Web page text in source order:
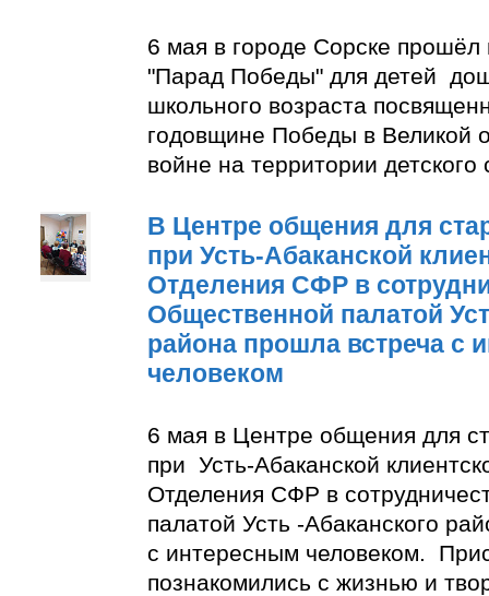
6 мая в городе Сорске
"Парад Победы" для детей
школьного возраста
годовщине Победы в Великой
войне на территории
В Центре общения для
при Усть-Абаканской
Отделения СФР в
Общественной палатой
района прошла встреча с
человеком
6 мая в Центре общения для
при Усть-Абаканской
Отделения СФР в
палатой Усть -Абаканского
с интересным человеком.
познакомились с жизнью и